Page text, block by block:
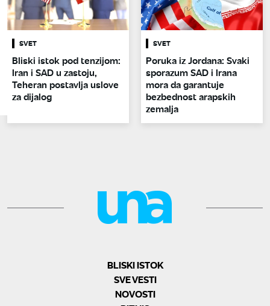
SVET
Bliski istok pod tenzijom:
Iran i SAD u zastoju,
Teheran postavlja uslove
za dijalog
SVET
Poruka iz Jordana: Svaki
sporazum SAD i Irana
mora da garantuje
bezbednost arapskih
zemalja
BLISKI ISTOK
SVE VESTI
NOVOSTI